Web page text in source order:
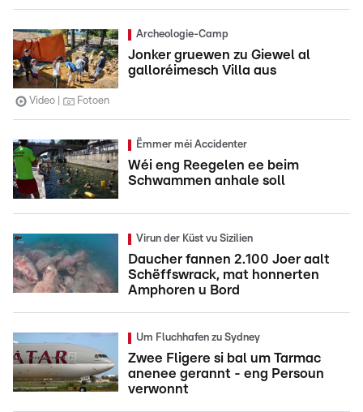
Archeologie-Camp
Jonker gruewen zu Giewel al
galloréimesch Villa aus
Video Fotoen
Ëmmer méi Accidenter
Wéi eng Reegelen ee beim
Schwammen anhale soll
Virun der Küst vu Sizilien
Daucher fannen 2.100 Joer aalt
Schëffswrack, mat honnerten
Amphoren u Bord
Um Fluchhafen zu Sydney
Zwee Fligere si bal um Tarmac
anenee gerannt - eng Persoun
verwonnt